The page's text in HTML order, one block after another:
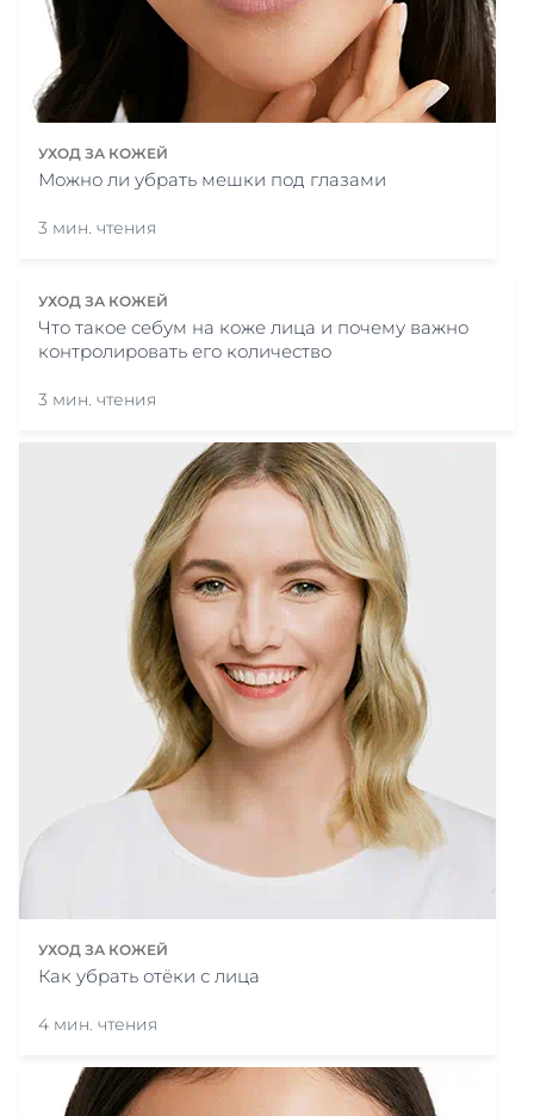
УХОД ЗА КОЖЕЙ
Можно ли убрать мешки под глазами
3 мин. чтения
УХОД ЗА КОЖЕЙ
Что такое себум на коже лица и почему важно
контролировать его количество
3 мин. чтения
УХОД ЗА КОЖЕЙ
Как убрать отёки с лица
4 мин. чтения